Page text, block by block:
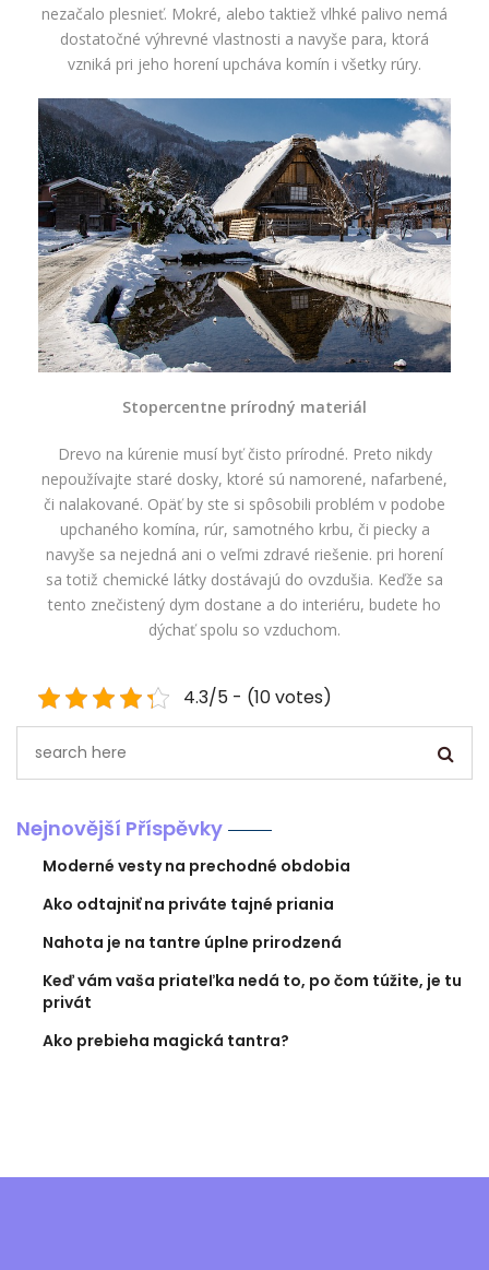
nezačalo plesnieť. Mokré, alebo taktiež vlhké palivo nemá
dostatočné výhrevné vlastnosti a navyše para, ktorá
vzniká pri jeho horení upcháva komín i všetky rúry.
Stopercentne prírodný materiál
Drevo na kúrenie musí byť čisto prírodné. Preto nikdy
nepoužívajte staré dosky, ktoré sú namorené, nafarbené,
či nalakované. Opäť by ste si spôsobili problém v podobe
upchaného komína, rúr, samotného krbu, či piecky a
navyše sa nejedná ani o veľmi zdravé riešenie. pri horení
sa totiž chemické látky dostávajú do ovzdušia. Keďže sa
tento znečistený dym dostane a do interiéru, budete ho
dýchať spolu so vzduchom.
4.3/5 - (10 votes)
Nejnovější Příspěvky
Moderné vesty na prechodné obdobia
Ako odtajniť na priváte tajné priania
Nahota je na tantre úplne prirodzená
Keď vám vaša priateľka nedá to, po čom túžite, je tu
privát
Ako prebieha magická tantra?